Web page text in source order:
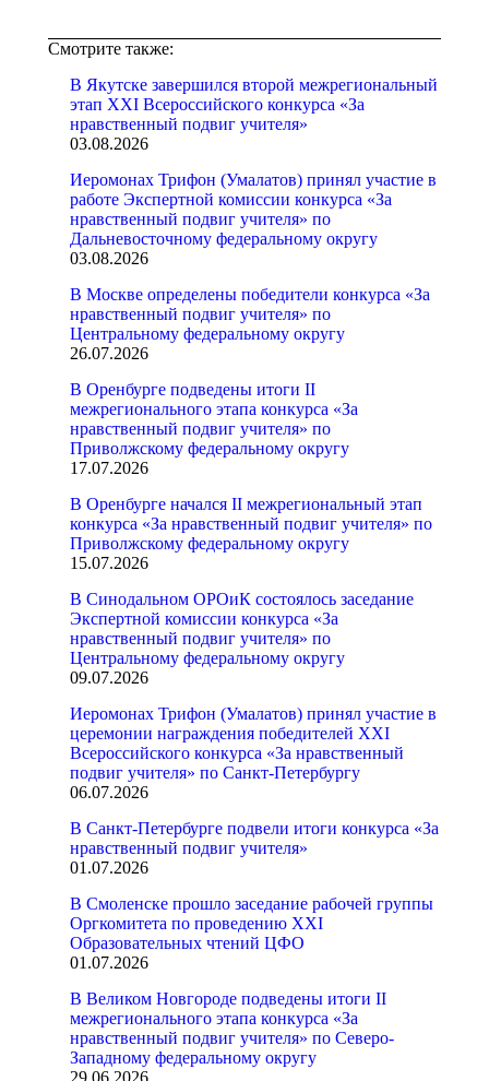
Смотрите также:
В Якутске завершился второй межрегиональный
этап XXI Всероссийского конкурса «За
нравственный подвиг учителя»
03.08.2026
Иеромонах Трифон (Умалатов) принял участие в
работе Экспертной комиссии конкурса «За
нравственный подвиг учителя» по
Дальневосточному федеральному округу
03.08.2026
В Москве определены победители конкурса «За
нравственный подвиг учителя» по
Центральному федеральному округу
26.07.2026
В Оренбурге подведены итоги II
межрегионального этапа конкурса «За
нравственный подвиг учителя» по
Приволжскому федеральному округу
17.07.2026
В Оренбурге начался II межрегиональный этап
конкурса «За нравственный подвиг учителя» по
Приволжскому федеральному округу
15.07.2026
В Синодальном ОРОиК состоялось заседание
Экспертной комиссии конкурса «За
нравственный подвиг учителя» по
Центральному федеральному округу
09.07.2026
Иеромонах Трифон (Умалатов) принял участие в
церемонии награждения победителей XXI
Всероссийского конкурса «За нравственный
подвиг учителя» по Санкт-Петербургу
06.07.2026
В Санкт-Петербурге подвели итоги конкурса «За
нравственный подвиг учителя»
01.07.2026
В Смоленске прошло заседание рабочей группы
Оргкомитета по проведению XXI
Образовательных чтений ЦФО
01.07.2026
В Великом Новгороде подведены итоги II
межрегионального этапа конкурса «За
нравственный подвиг учителя» по Северо-
Западному федеральному округу
29.06.2026